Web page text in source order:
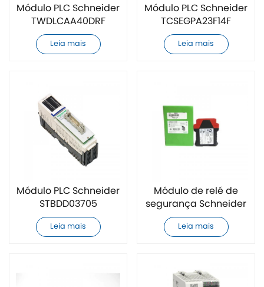
Módulo PLC Schneider
TWDLCAA40DRF
totalmente novo
Leia mais
Módulo PLC Schneider
TCSEGPA23F14F
totalmente novo
Leia mais
Módulo PLC Schneider
STBDD03705
totalmente novo
Leia mais
Módulo de relé de
segurança Schneider
XPSAV11113 totalmente
novo
Leia mais